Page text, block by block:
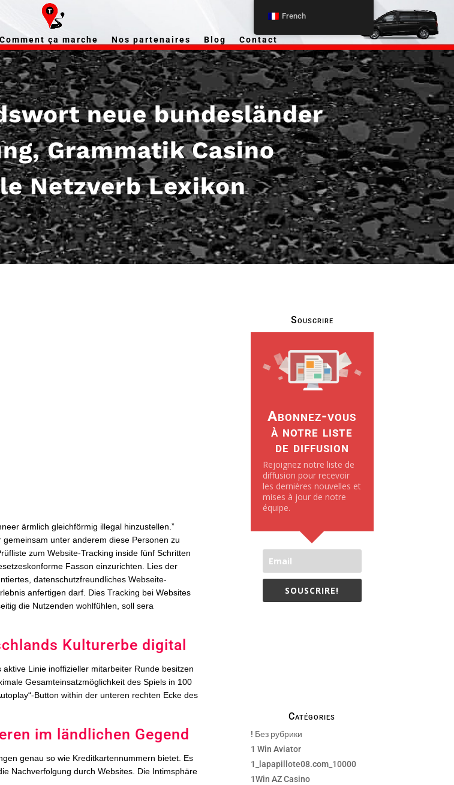
Comment ça marche Nos partenaires Blog Contact
neue bundesländer
Grammatik Casino
Netzverb Lexikon
ärmlich gleichförmig illegal hinzustellen.”
unter anderem diese Personen zu
zum Website-Tracking inside fünf Schritten
Fasson einzurichten. Lies der
datenschutzfreundliches Webseite-
anfertigen darf. Dies Tracking bei Websites
die Nutzenden wohlfühlen, soll sera
Kulturerbe digital
Linie inoffizieller mitarbeiter Runde besitzen
Gesamteinsatzmöglichkeit des Spiels in 100
Button within der unteren rechten Ecke des
im ländlichen Gegend
genau so wie Kreditkartennummern bietet. Es
Nachverfolgung durch Websites. Die Intimsphäre
Souscrire
Abonnez-vous
à notre liste
de diffusion
Rejoignez notre liste de
diffusion pour recevoir
les dernières nouvelles et
mises à jour de notre
équipe.
SOUSCRIRE!
Catégories
! Без рубрики
1 Win Aviator
1_lapapillote08.com_10000
1Win AZ Casino
French